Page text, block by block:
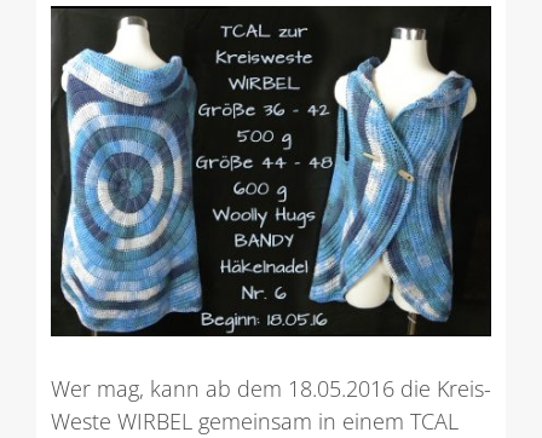
Zeige
grösseres
Bild
Wer mag, kann ab dem 18.05.2016 die Kreis-
Weste WIRBEL gemeinsam in einem TCAL